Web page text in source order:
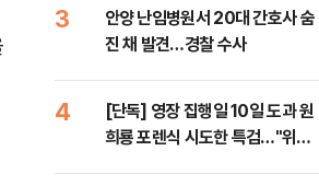
3
안양 난임병원서 20대 간호사 숨
진 채 발견…경찰 수사
4
[단독] 영장 집행일 10일 도과 원
희룡 포렌식 시도한 특검…"위법